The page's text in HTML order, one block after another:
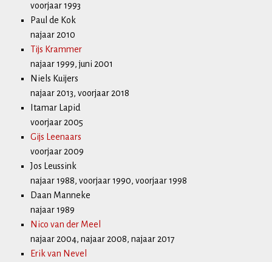
voorjaar 1993
Paul de Kok
najaar 2010
Tijs Krammer
najaar 1999, juni 2001
Niels Kuijers
najaar 2013, voorjaar 2018
Itamar Lapid
voorjaar 2005
Gijs Leenaars
voorjaar 2009
Jos Leussink
najaar 1988, voorjaar 1990, voorjaar 1998
Daan Manneke
najaar 1989
Nico van der Meel
najaar 2004, najaar 2008, najaar 2017
Erik van Nevel